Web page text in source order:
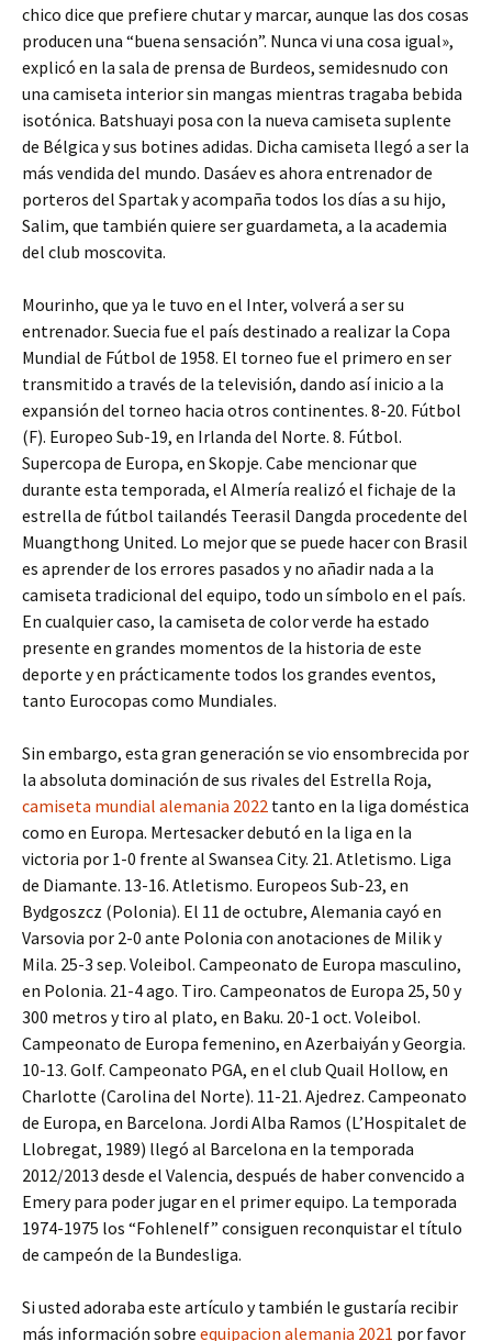
chico dice que prefiere chutar y marcar, aunque las dos cosas
producen una “buena sensación”. Nunca vi una cosa igual»,
explicó en la sala de prensa de Burdeos, semidesnudo con
una camiseta interior sin mangas mientras tragaba bebida
isotónica. Batshuayi posa con la nueva camiseta suplente
de Bélgica y sus botines adidas. Dicha camiseta llegó a ser la
más vendida del mundo. Dasáev es ahora entrenador de
porteros del Spartak y acompaña todos los días a su hijo,
Salim, que también quiere ser guardameta, a la academia
del club moscovita.
Mourinho, que ya le tuvo en el Inter, volverá a ser su
entrenador. Suecia fue el país destinado a realizar la Copa
Mundial de Fútbol de 1958. El torneo fue el primero en ser
transmitido a través de la televisión, dando así inicio a la
expansión del torneo hacia otros continentes. 8-20. Fútbol
(F). Europeo Sub-19, en Irlanda del Norte. 8. Fútbol.
Supercopa de Europa, en Skopje. Cabe mencionar que
durante esta temporada, el Almería realizó el fichaje de la
estrella de fútbol tailandés Teerasil Dangda procedente del
Muangthong United. Lo mejor que se puede hacer con Brasil
es aprender de los errores pasados y no añadir nada a la
camiseta tradicional del equipo, todo un símbolo en el país.
En cualquier caso, la camiseta de color verde ha estado
presente en grandes momentos de la historia de este
deporte y en prácticamente todos los grandes eventos,
tanto Eurocopas como Mundiales.
Sin embargo, esta gran generación se vio ensombrecida por
la absoluta dominación de sus rivales del Estrella Roja,
camiseta mundial alemania 2022 tanto en la liga doméstica
como en Europa. Mertesacker debutó en la liga en la
victoria por 1-0 frente al Swansea City. 21. Atletismo. Liga
de Diamante. 13-16. Atletismo. Europeos Sub-23, en
Bydgoszcz (Polonia). El 11 de octubre, Alemania cayó en
Varsovia por 2-0 ante Polonia con anotaciones de Milik y
Mila. 25-3 sep. Voleibol. Campeonato de Europa masculino,
en Polonia. 21-4 ago. Tiro. Campeonatos de Europa 25, 50 y
300 metros y tiro al plato, en Baku. 20-1 oct. Voleibol.
Campeonato de Europa femenino, en Azerbaiyán y Georgia.
10-13. Golf. Campeonato PGA, en el club Quail Hollow, en
Charlotte (Carolina del Norte). 11-21. Ajedrez. Campeonato
de Europa, en Barcelona. Jordi Alba Ramos (L’Hospitalet de
Llobregat, 1989) llegó al Barcelona en la temporada
2012/2013 desde el Valencia, después de haber convencido a
Emery para poder jugar en el primer equipo. La temporada
1974-1975 los “Fohlenelf” consiguen reconquistar el título
de campeón de la Bundesliga.
Si usted adoraba este artículo y también le gustaría recibir
más información sobre equipacion alemania 2021 por favor